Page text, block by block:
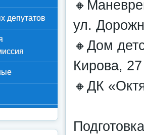
ул.
🔸Дом
Кирова, 27
🔸ДК
депутатов